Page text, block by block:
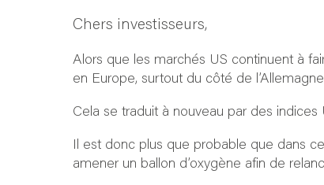
Chers investisseurs,
Alors que les marchés US continuent à
en Europe, surtout du côté de
Cela se traduit à nouveau par des
Il est donc plus que probable que dans
amener un ballon d’oxygène afin de